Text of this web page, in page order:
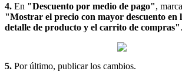
4. En "Descuento por medio de pago",
"Mostrar el precio con mayor descuento en
detalle de producto y el carrito de compras".
5. Por último, publicar los cambios.